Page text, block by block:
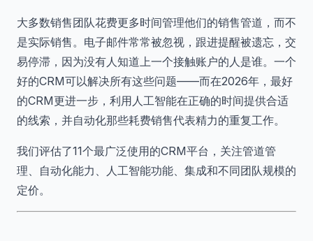
大多数销售团队花费更多时间管理他们的销售管道，而不
是实际销售。电子邮件常常被忽视，跟进提醒被遗忘，交
易停滞，因为没有人知道上一个接触账户的人是谁。一个
好的CRM可以解决所有这些问题——而在2026年，最好
的CRM更进一步，利用人工智能在正确的时间提供合适
的线索，并自动化那些耗费销售代表精力的重复工作。
我们评估了11个最广泛使用的CRM平台，关注管道管
理、自动化能力、人工智能功能、集成和不同团队规模的
定价。